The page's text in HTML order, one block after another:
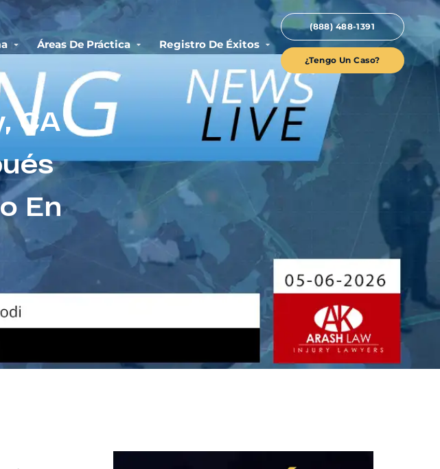
Áreas De Práctica Registro De Éxitos
(888) 488-1391
¿Tengo Un Caso?
CA
En